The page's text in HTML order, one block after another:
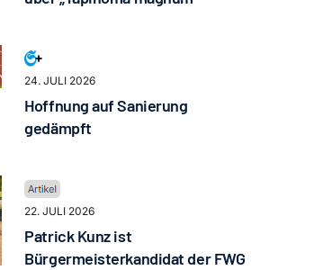
24. JULI 2026
Hoffnung auf Sanierung
gedämpft
22. JULI 2026
Patrick Kunz ist
Bürgermeisterkandidat der FWG